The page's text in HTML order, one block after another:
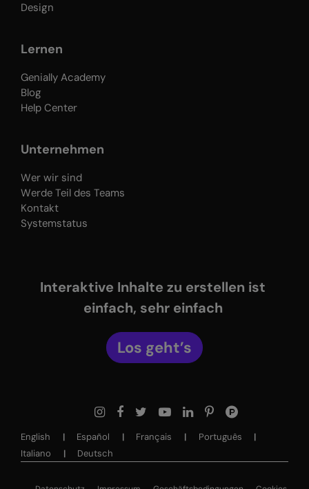
Design
Lernen
Genially Academy
Blog
Help Center
Unternehmen
Wer wir sind
Werde Teil des Teams
Kontakt
Systemstatus
Interaktive Inhalte zu erstellen ist
einfach, sehr einfach
Los geht’s
English Español Français
Português
Italiano
Deutsch